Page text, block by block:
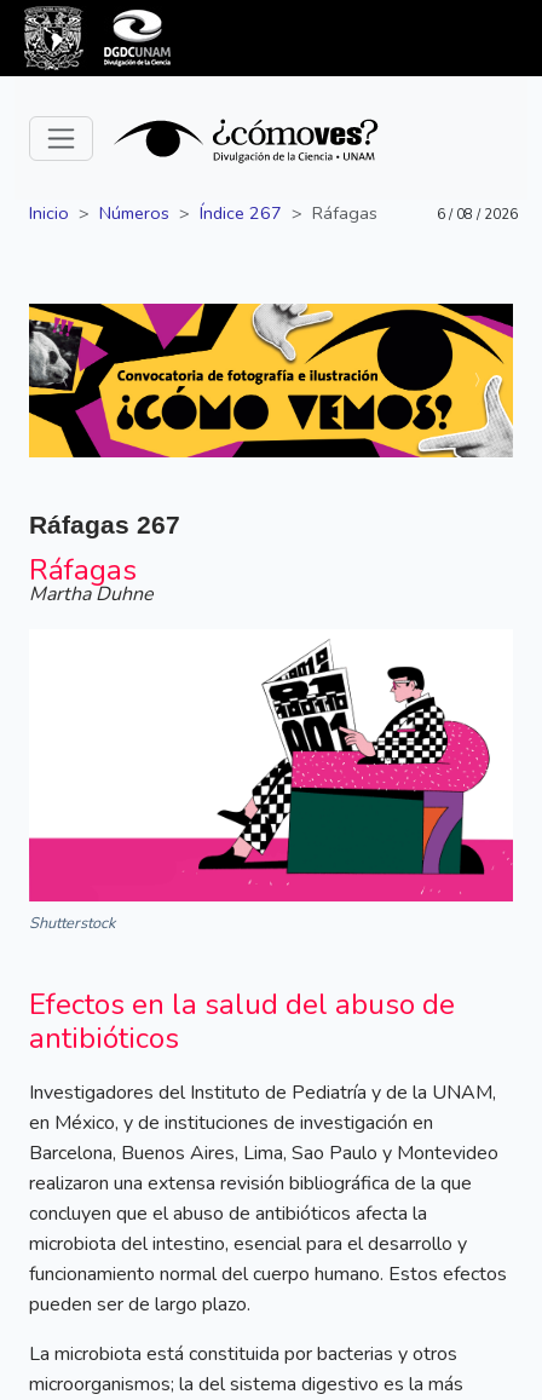
Inicio Números Índice 267 Ráfagas 6 / 08 / 2026
Siguiente Anterior
Ráfagas 267
Ráfagas
Martha Duhne
Shutterstock
Efectos en la salud del abuso de
antibióticos
Investigadores del Instituto de Pediatría y de la UNAM,
en México, y de instituciones de investigación en
Barcelona, Buenos Aires, Lima, Sao Paulo y Montevideo
realizaron una extensa revisión bibliográfica de la que
concluyen que el abuso de antibióticos afecta la
microbiota del intestino, esencial para el desarrollo y
funcionamiento normal del cuerpo humano. Estos efectos
pueden ser de largo plazo.
La microbiota está constituida por bacterias y otros
microorganismos; la del sistema digestivo es la más